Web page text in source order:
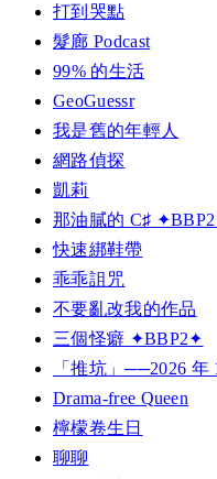
打到哭點
髮廊 Podcast
99% 的生活
GeoGuessr
我是舊的年輕人
網路偵探
凱莉
那油膩的 C♯
快速綁鞋帶
乖乖詛咒
不要亂改我的作品
三個怪癖 ✦BBP2✦
「推坑」──2026
Drama-free Queen
檸檬卷生日
聊聊